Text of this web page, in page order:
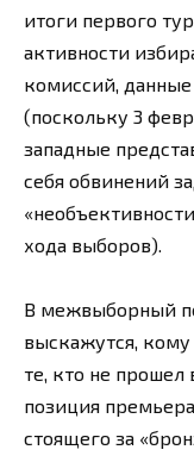
итоги первого
активности
комиссий,
(поскольку 3
западные
себя обвинений
хода выборов).
В межвыборный
выскажутся,
те, кто не прошел
позиция
стоящего за